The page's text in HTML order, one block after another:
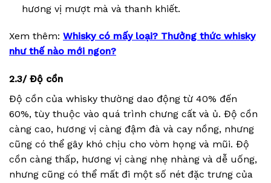
hương vị mượt mà và thanh khiết.
Xem thêm: Whisky có mấy loại? Thưởng thức whisky
như thế nào mới ngon?
2.3/ Độ cồn
Độ cồn của whisky thường dao động từ 40% đến
60%, tùy thuộc vào quá trình chưng cất và ủ. Độ cồn
càng cao, hương vị càng đậm đà và cay nồng, nhưng
cũng có thể gây khó chịu cho vòm họng và mũi. Độ
cồn càng thấp, hương vị càng nhẹ nhàng và dễ uống,
nhưng cũng có thể mất đi một số nét đặc trưng của